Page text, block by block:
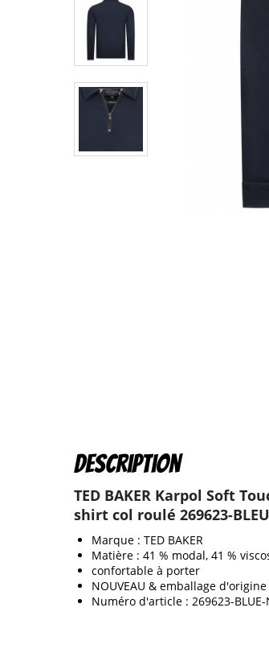
Description
TED BAKER Karpol Soft
shirt col roulé 269623-
Marque : TED BAKER
Matière : 41 % modal, 41 %
confortable à porter
NOUVEAU & emballage d'origine
Numéro d'article : 269623-BLUE-